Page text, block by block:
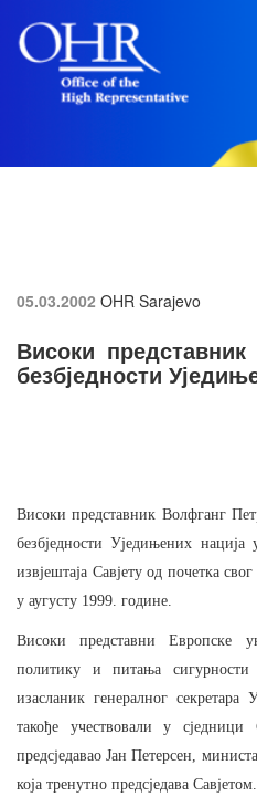
05.03.2002 OHR Sarajevo
Високи
безбједности
Високи представник Волфганг
безбједности Уједињених
извјештаја Савјету од почетка
у аугусту 1999. године.
Високи представни Европске
политику и питања
изасланик генералног
такође учествовали у
сједници
предсједавао Јан Петерсен,
која тренутно предсједава Савјетом.